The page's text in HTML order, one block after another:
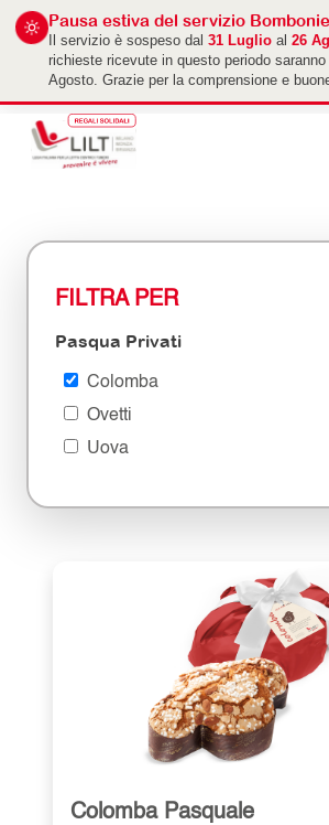
Pausa estiva del servizio
Il servizio è sospeso dal 31 Luglio al 26
richieste ricevute in questo periodo
Agosto. Grazie per la comprensione e
FILTRA PER
Pasqua Privati
Colomba
Ovetti
Uova
Colomba Pasquale